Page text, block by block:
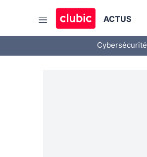
ACTUS
Cybersécurité